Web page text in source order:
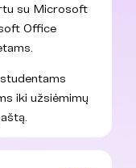
su Microsoft
Office
iki užsiėmimų